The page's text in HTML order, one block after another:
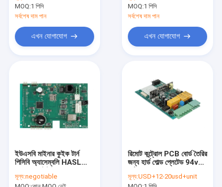
MOQ:1 পিসি
সর্বশেষ দাম পান
এখন যোগাযোগ
MOQ:1 পিসি
সর্বশেষ দাম পান
এখন যোগাযোগ
ইউএসবি মাইনার কুইক টার্ন
পিসিবি অ্যাসেম্বলি HASL
ম্যানুফ্যাকচারিং
মূল্য:negotiable
রিমোট কন্ট্রোল PCB বোর্ড তৈরির
জন্য হার্ড গোল্ড প্লেটেড 94v0
মূল্য:USD+12-20usd+unit